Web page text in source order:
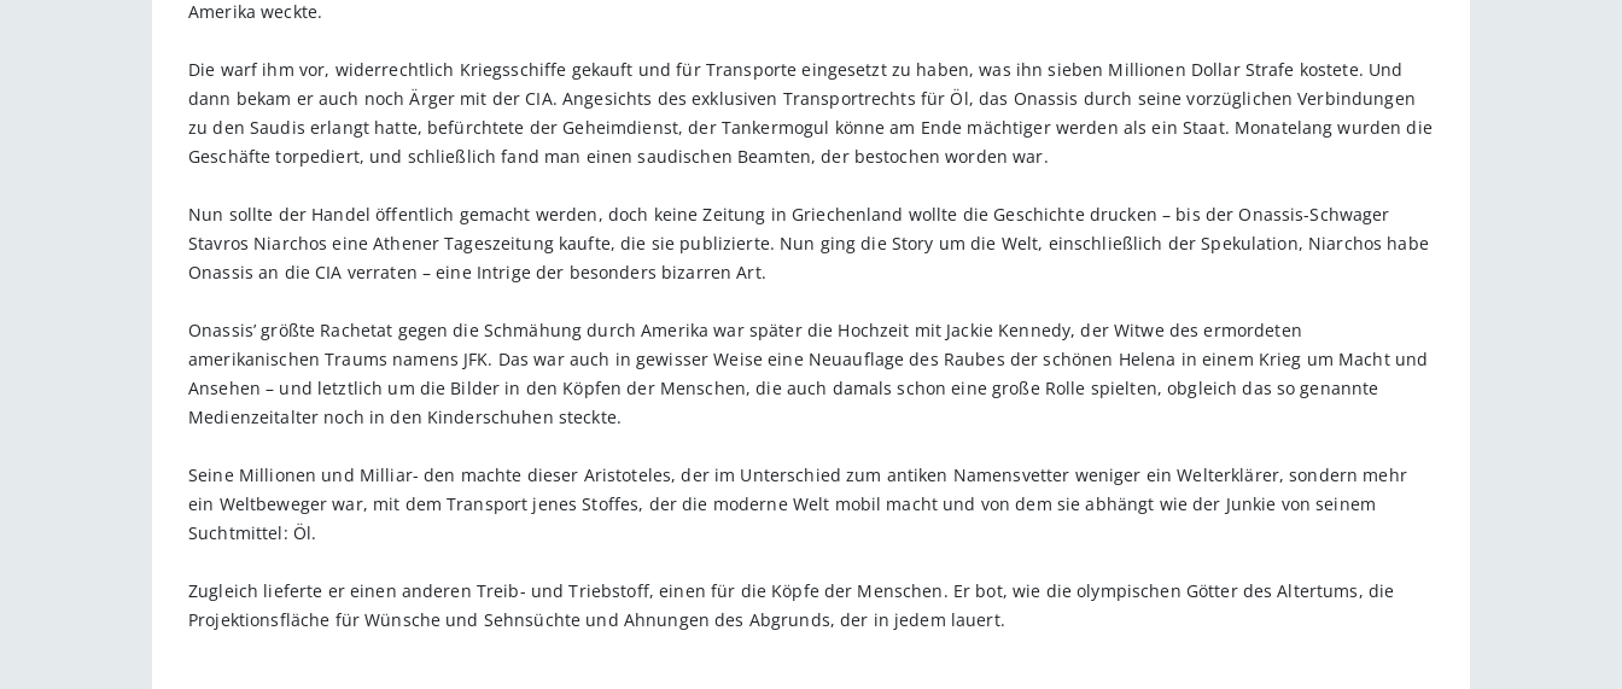
Amerika weckte.
Die warf ihm vor, widerrechtlich Kriegsschiffe gekauft und für Transporte eingesetzt zu haben, was ihn sieben Millionen Dollar Strafe kostete. Und
dann bekam er auch noch Ärger mit der CIA. Angesichts des exklusiven Transportrechts für Öl, das Onassis durch seine vorzüglichen Verbindungen
zu den Saudis erlangt hatte, befürchtete der Geheimdienst, der Tankermogul könne am Ende mächtiger werden als ein Staat. Monatelang wurden die
Geschäfte torpediert, und schließlich fand man einen saudischen Beamten, der bestochen worden war.
Nun sollte der Handel öffentlich gemacht werden, doch keine Zeitung in Griechenland wollte die Geschichte drucken – bis der Onassis-Schwager
Stavros Niarchos eine Athener Tageszeitung kaufte, die sie publizierte. Nun ging die Story um die Welt, einschließlich der Spekulation, Niarchos habe
Onassis an die CIA verraten – eine Intrige der besonders bizarren Art.
Onassis’ größte Rachetat gegen die Schmähung durch Amerika war später die Hochzeit mit Jackie Kennedy, der Witwe des ermordeten
amerikanischen Traums namens JFK. Das war auch in gewisser Weise eine Neuauflage des Raubes der schönen Helena in einem Krieg um Macht und
Ansehen – und letztlich um die Bilder in den Köpfen der Menschen, die auch damals schon eine große Rolle spielten, obgleich das so genannte
Medienzeitalter noch in den Kinderschuhen steckte.
Seine Millionen und Milliar- den machte dieser Aristoteles, der im Unterschied zum antiken Namensvetter weniger ein Welterklärer, sondern mehr
ein Weltbeweger war, mit dem Transport jenes Stoffes, der die moderne Welt mobil macht und von dem sie abhängt wie der Junkie von seinem
Suchtmittel: Öl.
Zugleich lieferte er einen anderen Treib- und Triebstoff, einen für die Köpfe der Menschen. Er bot, wie die olympischen Götter des Altertums, die
Projektionsfläche für Wünsche und Sehnsüchte und Ahnungen des Abgrunds, der in jedem lauert.